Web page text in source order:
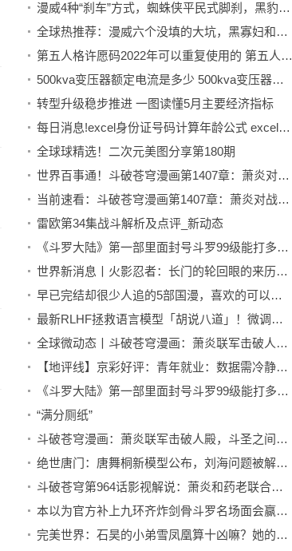
漫威4种“刹车”方式，蜘蛛侠平民式脚刹，黑豹使用了掌心漂移 全球热闻
全球热推荐：漫威六个没填的大坑，黑寡妇和冬兵居然有情史，绿巨人真的绿了
第五人格许愿码2022年可以重复使用的 第五人格许愿码无限使用2022
500kva变压器额定电流是多少 500kva变压器额定电流
转型升级稳步推进 一图读懂5月主要经济指标
每日消息!excel身份证号码计算年龄公式 excel身份证号码计算年龄
全球球精选！二次元美图分享第180期
世界百事通！斗破苍穹漫画第1407章：萧炎对战魂殿大天尊，破解冥火蚀魂阵！
当前速看：斗破苍穹漫画第1407章：萧炎对战魂殿大天尊，破解冥火蚀魂阵！
雷欧第34集战斗解析及点评_新动态
《斗罗大陆》第一部里面封号斗罗99级能打多少个95级？
世界新消息丨火影忍者：长门的轮回眼的来历？长门还小的时候，斑移植获得的
早已完结却很少人追的5部国漫，喜欢的可以一口气看完了 全球热门
最新RLHF拯救语言模型「胡说八道」！微调效果比ChatGPT更好_天天微头条
全球微动态丨斗破苍穹漫画：萧炎联军击破人殿，斗圣之间的战斗毁天灭地！
【地评线】京彩好评：青年就业：数据需冷静看，帮扶要全力干
《斗罗大陆》第一部里面封号斗罗99级能打多少个95级？_当前快看
“满分厕纸”
斗破苍穹漫画：萧炎联军击破人殿，斗圣之间的战斗毁天灭地！-世界速看料
绝世唐门：唐舞桐新模型公布，刘海问题被解决，成功继承小舞颜值 全球要闻
斗破苍穹第964话影视解说：萧炎和药老联合迎战，击破骨幽圣者！ 每日热门
本以为官方补上九环齐炸剑骨斗罗名场面会赢得好感，结果又翻车了 当前快看
完美世界：石昊的小弟雪凤凰算十凶嘛？她的结局如何？